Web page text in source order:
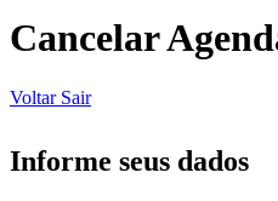
Cancelar
Voltar Sair
Informe seus dados